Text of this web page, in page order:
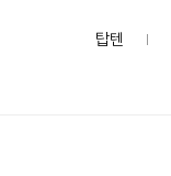
탑텐